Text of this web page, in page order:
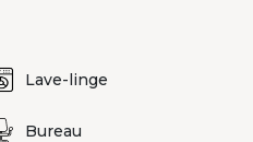
Lave-linge
Bureau